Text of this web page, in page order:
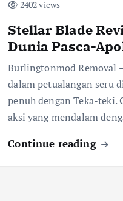
2402 views
Stellar Blade
Dunia Pasca-
Burlingtonmod Removal
dalam petualangan seru
penuh dengan Teka-teki.
aksi yang mendalam
Continue reading